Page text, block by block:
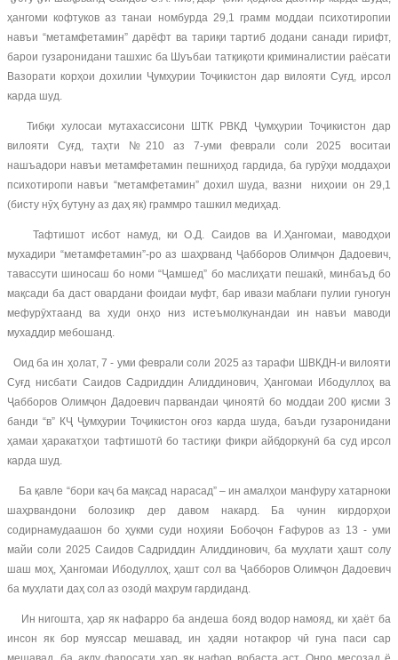
ҳангоми кофтуков аз танаи номбурда 29,1 грамм моддаи психотиропии
навъи “метамфетамин” дарёфт ва тариқи тартиб додани санади гирифт,
барои гузаронидани ташхис ба Шуъбаи татқиқоти криминалистии раёсати
Вазорати корҳои дохилии Ҷумҳурии Тоҷикистон дар вилояти Суғд, ирсол
карда шуд.
Тибқи хулосаи мутахассисони ШТК РВКД Ҷумҳурии Тоҷикистон дар
вилояти Суғд, таҳти №210 аз 7-уми феврали соли 2025 воситаи
нашъадори навъи метамфетамин пешниҳод гардида, ба гурӯҳи моддаҳои
психотиропи навъи “метамфетамин” дохил шуда, вазни ниҳоии он 29,1
(бисту нӯҳ бутуну аз даҳ як) граммро ташкил медиҳад.
Тафтишот исбот намуд, ки О.Д. Саидов ва И.Ҳангомаи, маводҳои
мухадири “метамфетамин”-ро аз шаҳрванд Ҷабборов Олимҷон Дадоевич,
тавассути шиносаш бо номи “Ҷамшед” бо маслиҳати пешакӣ, минбаъд бо
мақсади ба даст овардани фоидаи муфт, бар ивази маблағи пулии гуногун
мефурӯхтаанд ва худи онҳо низ истеъмолкунандаи ин навъи маводи
мухаддир мебошанд.
Оид ба ин ҳолат, 7 - уми феврали соли 2025 аз тарафи ШВКДН-и вилояти
Суғд нисбати Саидов Садриддин Алиддинович, Ҳангомаи Ибодуллоҳ ва
Ҷабборов Олимҷон Дадоевич парвандаи ҷиноятӣ бо моддаи 200 қисми 3
банди “в” КҶ Ҷумҳурии Тоҷикистон оғоз карда шуда, баъди гузаронидани
ҳамаи ҳаракатҳои тафтишотӣ бо тастиқи фикри айбдоркунӣ ба суд ирсол
карда шуд.
Ба қавле “бори каҷ ба мақсад нарасад” – ин амалҳои манфуру хатарноки
шаҳрвандони болозикр дер давом накард. Ба чунин кирдорҳои
содирнамудаашон бо ҳукми суди ноҳияи Бобоҷон Ғафуров аз 13 - уми
майи соли 2025 Саидов Садриддин Алиддинович, ба муҳлати ҳашт солу
шаш моҳ, Ҳангомаи Ибодуллоҳ, ҳашт сол ва Ҷабборов Олимҷон Дадоевич
ба муҳлати даҳ сол аз озодӣ маҳрум гардиданд.
Ин нигошта, ҳар як нафарро ба андеша бояд водор намояд, ки ҳаёт ба
инсон як бор муяссар мешавад, ин ҳадяи нотакрор чӣ гуна паси сар